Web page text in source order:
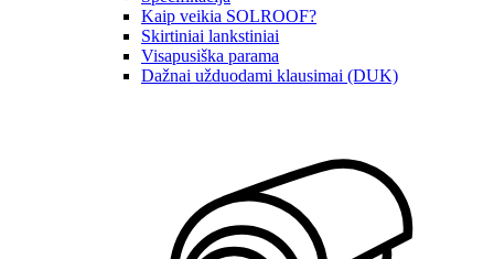
Kaip veikia SOLROOF?
Skirtiniai lankstiniai
Visapusiška parama
Dažnai užduodami klausimai (DUK)